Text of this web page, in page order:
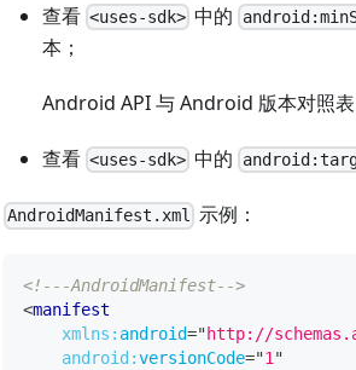
查看 <uses-sdk> 中的
本；
Android API 与 Android 版本对照表
查看 <uses-sdk> 中的
AndroidManifest.xml 示例：
<!---AndroidManifest-->
<manifest
xmlns: android="http://
android:versionCode="1"